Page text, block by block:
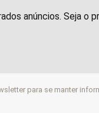
anúncios. Seja o
para se manter